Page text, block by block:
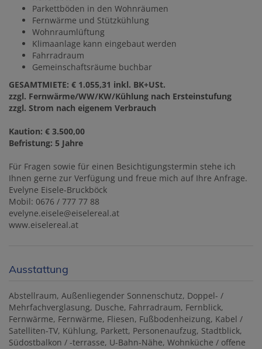
Parkettböden in den Wohnräumen
Fernwärme und Stützkühlung
Wohnraumlüftung
Klimaanlage kann eingebaut werden
Fahrradraum
Gemeinschaftsräume buchbar
GESAMTMIETE: € 1.055,31 inkl. BK+USt.
zzgl. Fernwärme/WW/KW/Kühlung nach Ersteinstufung
zzgl. Strom nach eigenem Verbrauch
Kaution: € 3.500,00
Befristung: 5 Jahre
Für Fragen sowie für einen Besichtigungstermin stehe ich
Ihnen gerne zur Verfügung und freue mich auf Ihre Anfrage.
Evelyne Eisele-Bruckböck
Mobil: 0676 / 777 77 88
evelyne.eisele@eiselereal.at
www.eiselereal.at
Ausstattung
Abstellraum Außenliegender Sonnenschutz Doppel- /
Mehrfachverglasung Dusche Fahrradraum Fernblick
Fernwärme Fernwärme Fliesen Fußbodenheizung Kabel /
Satelliten-TV Kühlung Parkett Personenaufzug Stadtblick
Südostbalkon / -terrasse U-Bahn-Nähe Wohnküche / offene